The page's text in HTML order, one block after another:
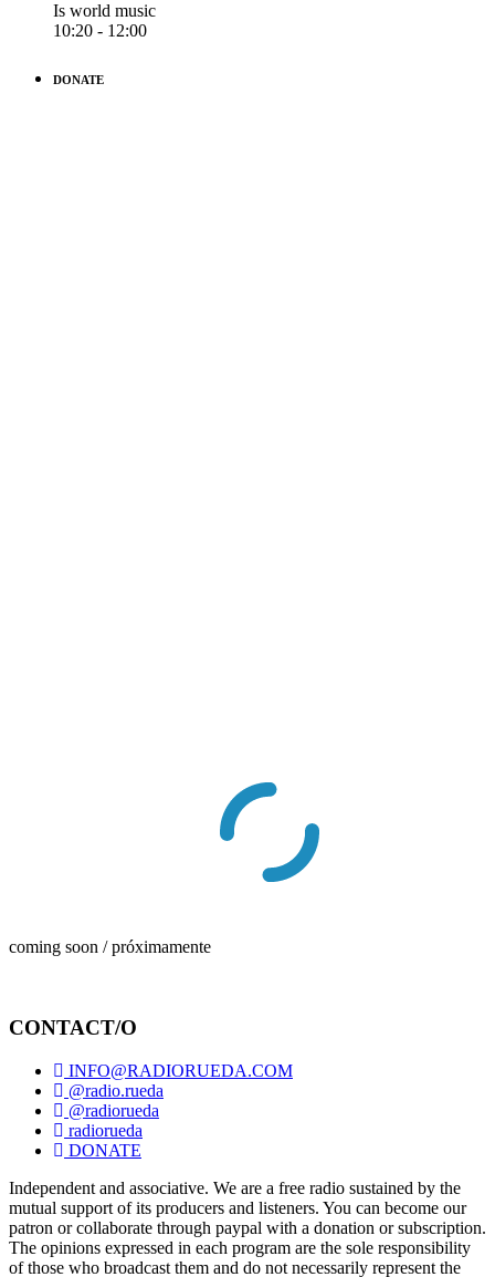
Is world music
10:20 - 12:00
DONATE
coming soon / próximamente
CONTACT/O
INFO@RADIORUEDA.COM
@radio.rueda
@radiorueda
radiorueda
DONATE
Independent and associative. We are a free radio sustained by the
mutual support of its producers and listeners. You can become our
patron or collaborate through paypal with a donation or subscription.
The opinions expressed in each program are the sole responsibility
of those who broadcast them and do not necessarily represent the